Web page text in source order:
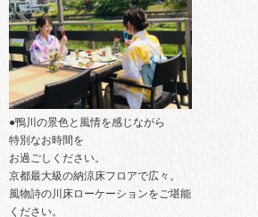
●鴨川の景色と風情を感じながら
特別なお時間を
お過ごしください。
京都最大級の納涼床フロアで広々。
風物詩の川床ローケーションをご堪能
ください。